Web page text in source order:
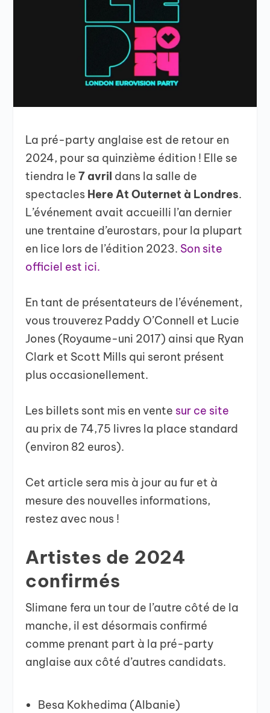
La pré-party anglaise est de retour en
2024, pour sa quinzième édition ! Elle se
tiendra le7 avril dans la salle de
spectacles Here At Outernet à Londres.
L’événement avait accueilli l’an dernier
une trentaine d’eurostars, pour la plupart
en lice lors de l’édition 2023. Son site
officiel est ici.
En tant de présentateurs de l’événement,
vous trouverez Paddy O’Connell et Lucie
Jones (Royaume-uni 2017) ainsi que Ryan
Clark et Scott Mills qui seront présent
plus occasionellement.
Les billets sont mis en vente sur ce site
au prix de 74,75 livres la place standard
(environ 82 euros).
Cet article sera mis à jour au fur et à
mesure des nouvelles informations,
restez avec nous !
Artistes de 2024
confirmés
Slimane fera un tour de l’autre côté de la
manche, il est désormais confirmé
comme prenant part à la pré-party
anglaise aux côté d’autres candidats.
Besa Kokhedima (Albanie)